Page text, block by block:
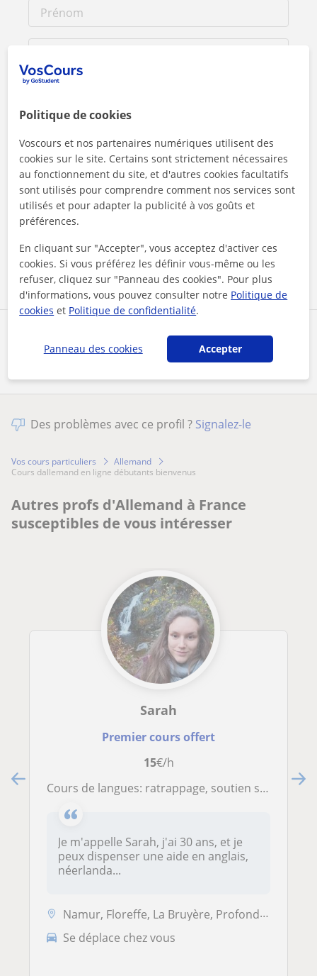
En cliquant sur l'un des deux boutons, vous acceptez nos
mentions légales
Contacter maintenant
Des problèmes avec ce profil ? Signalez-le
Vos cours particuliers
Allemand
cours dallemand en ligne débutants bienvenus
Autres profs d'Allemand à France
susceptibles de vous intéresser
Sarah
Premier cours offert
15€/h
Cours de langues: ratrappage, soutien scolaire et aide aux devoirs
Je m'appelle Sarah, j'ai 30 ans, et je
peux dispenser une aide en anglais,
néerlanda...
Namur, Floreffe, La Bruyère, Profondeville
Se déplace chez vous
Politique de cookies
Voscours et nos partenaires numériques utilisent des
cookies sur le site. Certains sont strictement nécessaires
au fonctionnement du site, et d'autres cookies facultatifs
sont utilisés pour comprendre comment nos services sont
utilisés et pour adapter la publicité à vos goûts et
préférences.
En cliquant sur "Accepter", vous acceptez d'activer ces
cookies. Si vous préférez les définir vous-même ou les
refuser, cliquez sur "Panneau des cookies". Pour plus
d'informations, vous pouvez consulter notre Politique de
cookies et Politique de confidentialité.
Panneau des cookies Accepter